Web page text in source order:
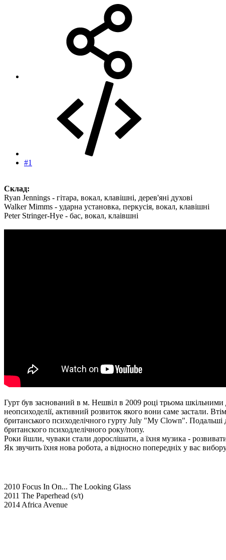
#1
Склад:
Ryan Jennings - гітара, вокал, клавішні, дерев'яні духові
Walker Mimms - ударна установка, перкусія, вокал, клавішні
Peter Stringer-Hye - бас, вокал, клаівшні
Гурт був заснований в м. Нешвіл в 2009 році трьома шкільними
неопсиходелії, активний розвиток якого вони саме застали.
британського психоделічного гурту July "My Clown".
британского психодлелічного року/попу.
Роки йшли, чуваки стали дорослішати, а їхня музика -
Як звучить їхня нова робота, а відносно попередніх у вас
2010 Focus In On... The Looking Glass
2011 The Paperhead (s/t)
2014 Africa Avenue